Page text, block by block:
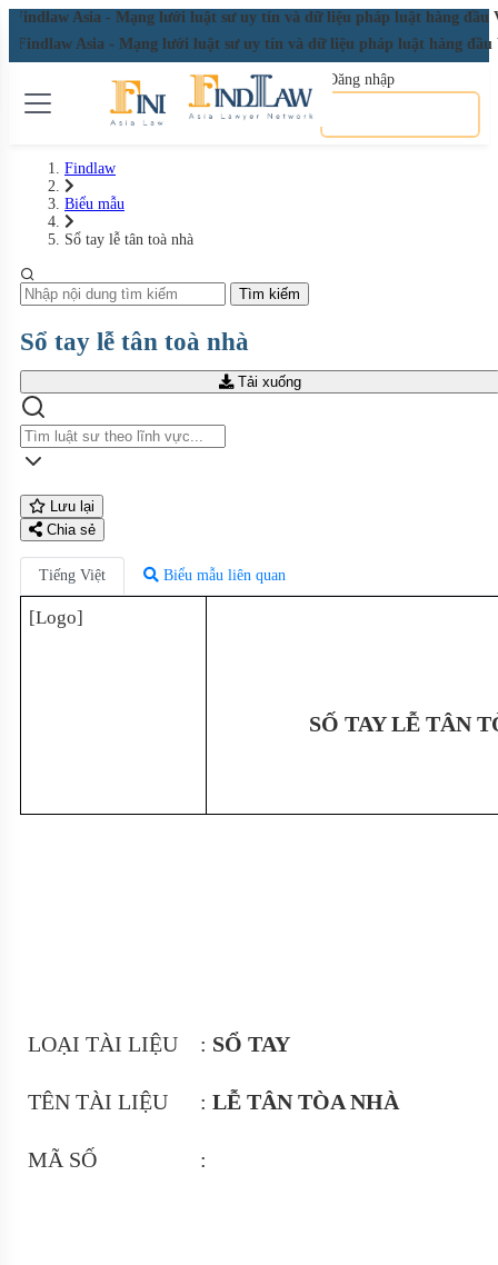
Asia - Mạng lưới luật sư uy tín và dữ liệu pháp luật hàng đầu Việt
Asia - Mạng lưới luật sư uy tín và dữ liệu pháp luật hàng đầu
Đăng nhập
Findlaw
Biểu mẫu
Sổ tay lễ tân toà nhà
Tìm kiếm
Sổ tay lễ tân toà nhà
Tải xuống
Lưu lại
Chia sẻ
Tiếng Việt Biểu mẫu liên quan
[Logo]
SỐ TAY LỄ TÂN
LOẠI TÀI LIỆU : SỔ TAY
TÊN TÀI LIỆU :LỄ TÂN TÒA NHÀ
MÃ SỐ :